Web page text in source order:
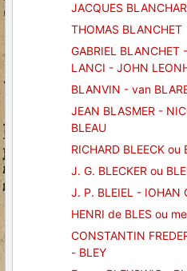
JACQUES
THOMAS BLANCHET
GABRIEL
LANCI - JOHN
BLANVIN - van
JEAN BLASMER -
BLEAU
RICHARD BLEECK ou
J. G. BLECKER ou
J. P. BLEIEL - IOHAN
HENRI de BLES ou
CONSTANTIN
- BLEY